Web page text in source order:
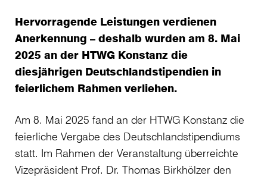
Hervorragende Leistungen verdienen
Anerkennung – deshalb wurden am 8. Mai
2025 an der HTWG Konstanz die
diesjährigen Deutschlandstipendien in
feierlichem Rahmen verliehen.
Am 8. Mai 2025 fand an der HTWG Konstanz die
feierliche Vergabe des Deutschlandstipendiums
statt. Im Rahmen der Veranstaltung überreichte
Vizepräsident Prof. Dr. Thomas Birkhölzer den